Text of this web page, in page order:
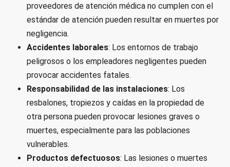
proveedores de atención médica no cumplen con el
estándar de atención pueden resultar en muertes por
negligencia.
Accidentes laborales: Los entornos de trabajo
peligrosos o los empleadores negligentes pueden
provocar accidentes fatales.
Responsabilidad de las instalaciones: Los
resbalones, tropiezos y caídas en la propiedad de
otra persona pueden provocar lesiones graves o
muertes, especialmente para las poblaciones
vulnerables.
Productos defectuosos: Las lesiones o muertes